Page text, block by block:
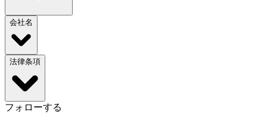
会社名
法律条項
フォローする